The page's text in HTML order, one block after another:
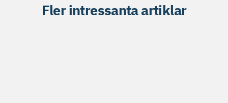
Fler intressanta artiklar